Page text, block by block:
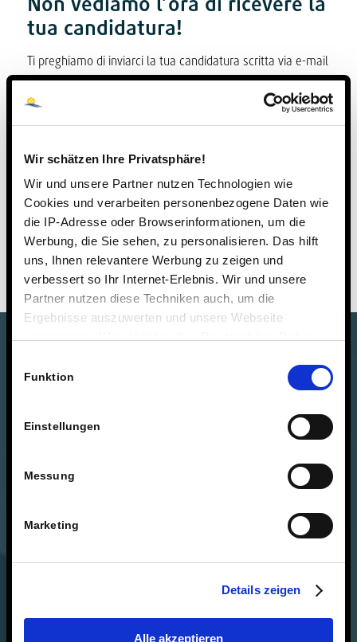
Wir schätzen Ihre Privatsphäre!
Wir und unsere Partner nutzen Technologien wie
Cookies und verarbeiten personenbezogene Daten wie
die IP-Adresse oder Browserinformationen, um die
Werbung, die Sie sehen, zu personalisieren. Das hilft
uns, Ihnen relevantere Werbung zu zeigen und
verbessert so Ihr Internet-Erlebnis. Wir und unsere
Partner nutzen diese Techniken auch, um die
Ergebnisse auszuwerten und unsere Webseite
Technologien.
Funktion
Einstellungen
Messung
Marketing
Details zeigen
Alle akzeptieren
tua candidatura!
Ti preghiamo di inviarci la tua candidatura scritta via e-mail
o per posta all’indirizzo:
Steinmühle – Scuola e convitto
35043 Marburg
bewerbung@steinmuehle.de
oppure usa il nostro modulo di candidatura che trovi nelle
pagine di dettaglio delle offerte di lavoro.